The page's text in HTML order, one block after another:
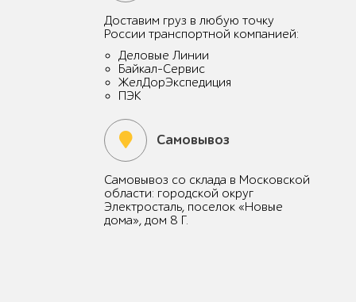
Доставим груз в любую точку
России транспортной компанией:
Деловые Линии
Байкал-Сервис
ЖелДорЭкспедиция
ПЭК
Самовывоз
Самовывоз со склада в Московской
области: городской округ
Электросталь, поселок «Новые
дома», дом 8 Г.